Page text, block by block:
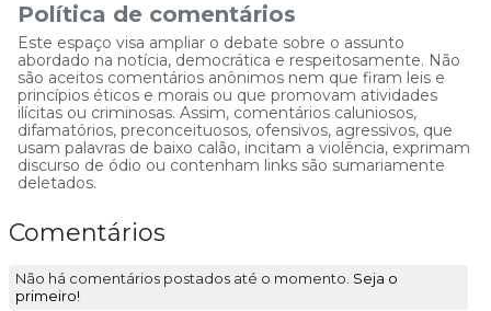
Política de comentários
Este espaço visa ampliar o debate sobre o assunto
abordado na notícia, democrática e respeitosamente. Não
são aceitos comentários anônimos nem que firam leis e
princípios éticos e morais ou que promovam atividades
ilícitas ou criminosas. Assim, comentários caluniosos,
difamatórios, preconceituosos, ofensivos, agressivos, que
usam palavras de baixo calão, incitam a violência, exprimam
discurso de ódio ou contenham links são sumariamente
deletados.
Comentários
Não há comentários postados até o momento. Seja o
primeiro!